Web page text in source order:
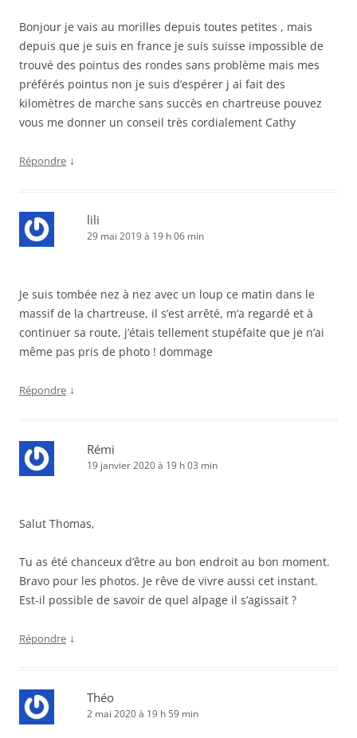
Bonjour je vais au morilles depuis toutes petites , mais
depuis que je suis en france je suis suisse impossible de
trouvé des pointus des rondes sans problème mais mes
préférés pointus non je suis d’espérer j ai fait des
kilomètres de marche sans succès en chartreuse pouvez
vous me donner un conseil très cordialement Cathy
Répondre ↓
lili
29 mai 2019 à 19 h 06 min
Je suis tombée nez à nez avec un loup ce matin dans le
massif de la chartreuse, il s’est arrêté, m’a regardé et à
continuer sa route, j’étais tellement stupéfaite que je n’ai
même pas pris de photo ! dommage
Répondre ↓
Rémi
19 janvier 2020 à 19 h 03 min
Salut Thomas,
Tu as été chanceux d’être au bon endroit au bon moment.
Bravo pour les photos. Je rêve de vivre aussi cet instant.
Est-il possible de savoir de quel alpage il s’agissait ?
Répondre ↓
Théo
2 mai 2020 à 19 h 59 min